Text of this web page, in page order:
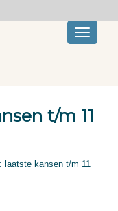
Toggle
t/m 11
laatste kansen t/m 11